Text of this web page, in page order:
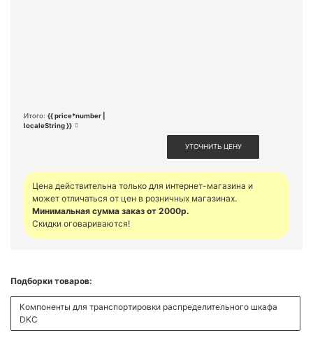
Итого: {{ price*number |
localeString }}
УТОЧНИТЬ ЦЕНУ
Цена действительна только для интернет-магазина и
может отличаться от цен в розничных магазинах.
Минимальная сумма заказ от 2000р.
Скидки оговариваются!
Подборки товаров:
Компоненты для транспортировки распределительного шкафа
DKC